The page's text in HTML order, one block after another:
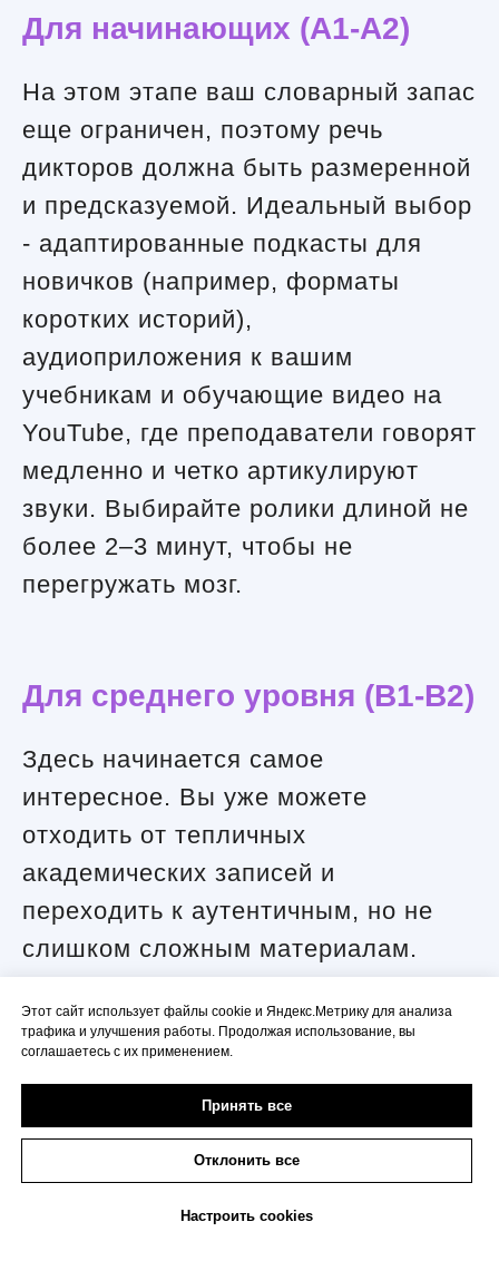
Этот сайт использует файлы cookie и Яндекс.Метрику для анализа
трафика и улучшения работы. Продолжая использование, вы
соглашаетесь с их применением.
Принять все
Отклонить все
Настроить cookies
Для начинающих (A1-A2)
На этом этапе ваш словарный запас
еще ограничен, поэтому речь
дикторов должна быть размеренной
и предсказуемой. Идеальный выбор
- адаптированные подкасты для
новичков (например, форматы
коротких историй),
аудиоприложения к вашим
учебникам и обучающие видео на
YouTube, где преподаватели говорят
медленно и четко артикулируют
звуки. Выбирайте ролики длиной не
более 2–3 минут, чтобы не
перегружать мозг.
Для среднего уровня (B1-B2)
Здесь начинается самое
интересное. Вы уже можете
отходить от тепличных
академических записей и
переходить к аутентичным, но не
слишком сложным материалам.
Отличный инструмент -
классические ситкомы (комедийные
сериалы), где герои обсуждают
понятные бытовые темы в знакомых
декорациях (кафе, квартира, офис).
Также отлично подойдут новости на
адаптированном английском и